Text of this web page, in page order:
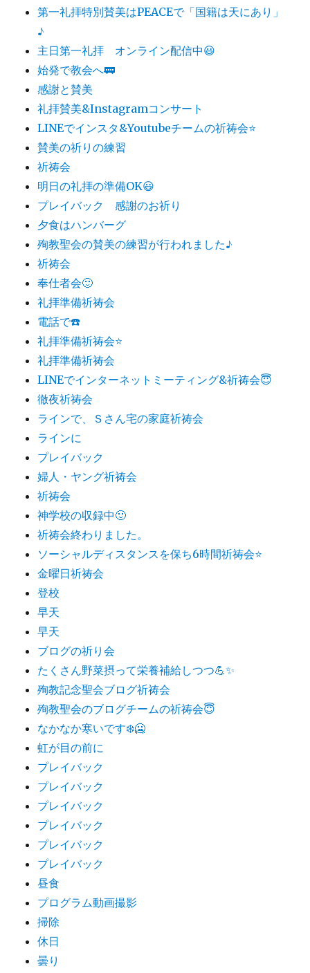
第一礼拝特別賛美はPEACEで「国籍は天にあり」
♪
主日第一礼拝 オンライン配信中😃
始発で教会へ🚃
感謝と賛美
礼拝賛美&Instagramコンサート
LINEでインスタ&Youtubeチームの祈祷会⭐️
賛美の祈りの練習
祈祷会
明日の礼拝の準備OK😃
プレイバック 感謝のお祈り
夕食はハンバーグ
殉教聖会の賛美の練習が行われました♪
祈祷会
奉仕者会🙂
礼拝準備祈祷会
電話で☎️
礼拝準備祈祷会⭐️
礼拝準備祈祷会
LINEでインターネットミーティング&祈祷会😇
徹夜祈祷会
ラインで、Ｓさん宅の家庭祈祷会
ラインに
プレイバック
婦人・ヤング祈祷会
祈祷会
神学校の収録中🙂
祈祷会終わりました。
ソーシャルディスタンスを保ち6時間祈祷会⭐️
金曜日祈祷会
登校
早天
早天
ブログの祈り会
たくさん野菜摂って栄養補給しつつ💪✨
殉教記念聖会ブログ祈祷会
殉教聖会のブログチームの祈祷会😇
なかなか寒いです❄️🥶
虹が目の前に
プレイバック
プレイバック
プレイバック
プレイバック
プレイバック
プレイバック
昼食
プログラム動画撮影
掃除
休日
曇り